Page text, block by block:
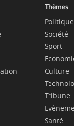
Thèmes
Politique
Société
Sport
Culture
Tribune
Santé